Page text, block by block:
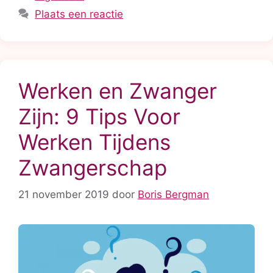
Plaats een reactie
Werken en Zwanger
Zijn: 9 Tips Voor
Werken Tijdens
Zwangerschap
21 november 2019 door Boris Bergman